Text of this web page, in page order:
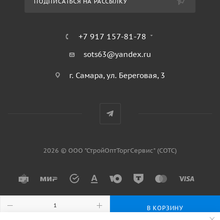
В КОРЗИНУ
+7 917 157-81-78
sots63@yandex.ru
г. Самара, ул. Береговая, 3
2026 © ООО "СтройОптТоргСервис" (СОТС)